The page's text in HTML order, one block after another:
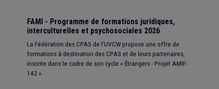
FAMI - Programme de formations juridiques,
interculturelles et psychosociales 2026
La Fédération des CPAS de l’UVCW propose une offre de
formations à destination des CPAS et de leurs partenaires,
inscrite dans le cadre de son cycle « Étrangers - Projet AMIF-
142 ».